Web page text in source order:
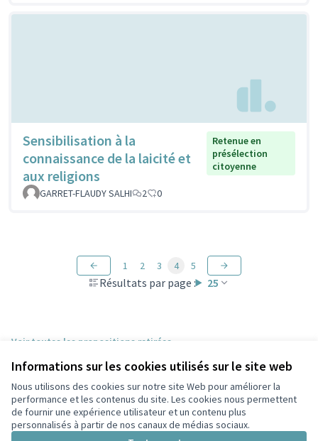
Informations sur les cookies utilisés sur le site web
Nous utilisons des cookies sur notre site Web pour améliorer la
performance et les contenus du site. Les cookies nous permettent
de fournir une expérience utilisateur et un contenu plus
personnalisés à partir de nos canaux de médias sociaux.
Sensibilisation à la
connaissance de la laicité et
aux religions
Retenue en
présélection
citoyenne
GARRET-FLAUDY SALHI 2 0
Résultats par page : 25
1 2 3 4 5
Voir toutes les propositions retirées
Conditions d'utilisation
Paramètres des cookies
Participez Villeurbanne sur X
(Lien externe)
Participez Villeurbanne sur Facebook
Participez Villeurbanne sur Instagram
Participez Villeurbanne sur YouTube
(Lien externe)